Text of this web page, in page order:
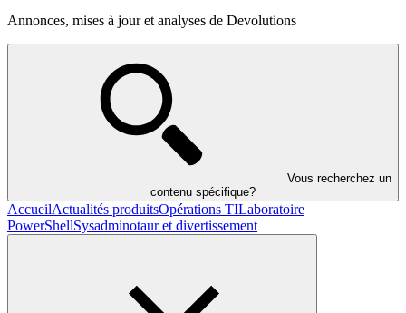
Annonces, mises à jour et analyses de Devolutions
Vous recherchez un
contenu spécifique?
AccueilActualités produitsOpérations TILaboratoire
PowerShellSysadminotaur et divertissement